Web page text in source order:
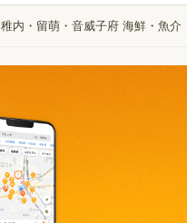
稚内・留萌・音威子府 海鮮・魚介